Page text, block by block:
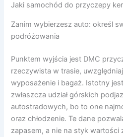
Jaki samochód do przyczepy
Zanim wybierzesz auto: określ
podróżowania
Punktem wyjścia jest DMC
rzeczywista w trasie,
wyposażenie i bagaż. Istotny
zwłaszcza udział górskich
autostradowych, bo to one
oraz chłodzenie. Te dane
zapasem, a nie na styk wartości